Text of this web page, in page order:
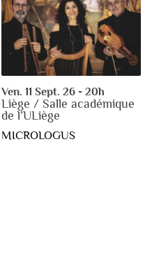
Ven. 11 Sept. 26 - 20h
Liège / Salle académique
de l’ULiège
MICROLOGUS